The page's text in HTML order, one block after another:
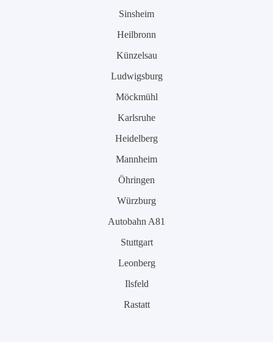
Sinsheim
Heilbronn
Künzelsau
Ludwigsburg
Möckmühl
Karlsruhe
Heidelberg
Mannheim
Öhringen
Würzburg
Autobahn A81
Stuttgart
Leonberg
Ilsfeld
Rastatt